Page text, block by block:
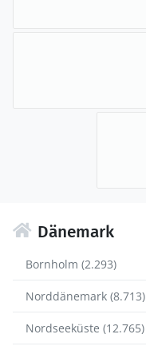
Dänemark
Bornholm (2.293)
Norddänemark (8.713)
Nordseeküste (12.765)